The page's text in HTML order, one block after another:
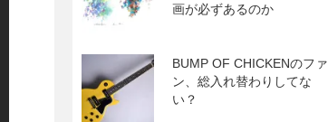
画が必ずあるのか
BUMP OF CHICKENのファ
ン、総入れ替わりしてな
い？